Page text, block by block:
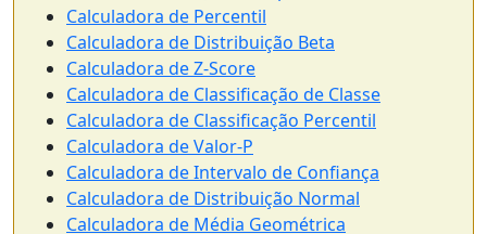
Calculadora de Percentil
Calculadora de Distribuição Beta
Calculadora de Z-Score
Calculadora de Classificação de Classe
Calculadora de Classificação Percentil
Calculadora de Valor-P
Calculadora de Intervalo de Confiança
Calculadora de Distribuição Normal
Calculadora de Média Geométrica